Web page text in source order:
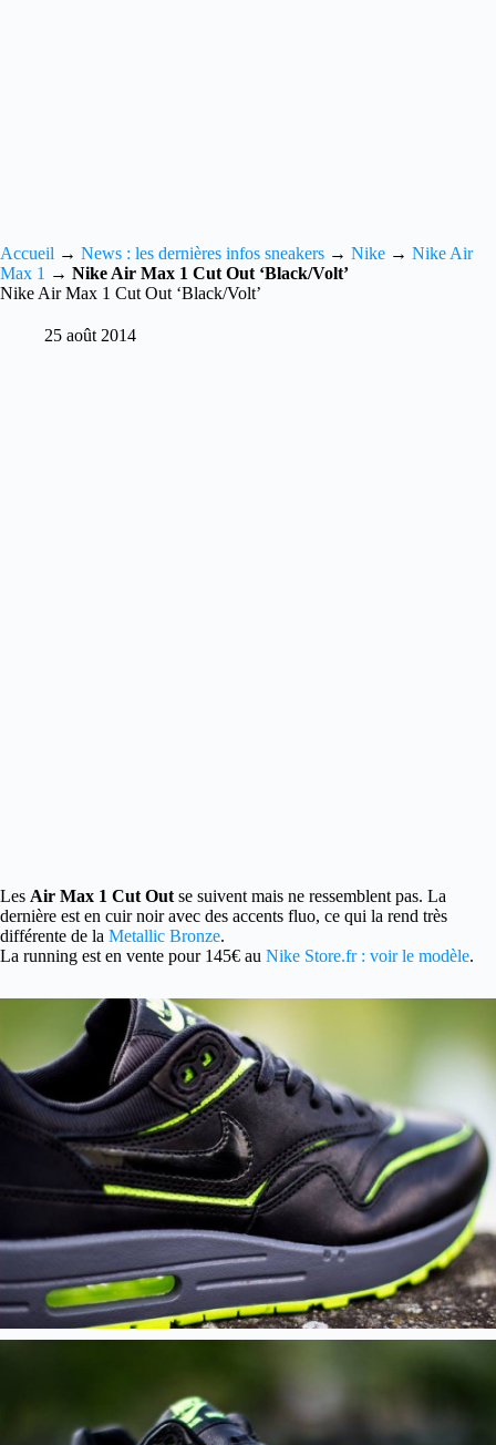
Accueil → News : les dernières infos sneakers → Nike → Nike Air
Max 1 → Nike Air Max 1 Cut Out ‘Black/Volt’
Nike Air Max 1 Cut Out ‘Black/Volt’
25 août 2014
Les Air Max 1 Cut Out se suivent mais ne ressemblent pas. La
dernière est en cuir noir avec des accents fluo, ce qui la rend très
différente de la Metallic Bronze.
La running est en vente pour 145€ au Nike Store.fr : voir le modèle.